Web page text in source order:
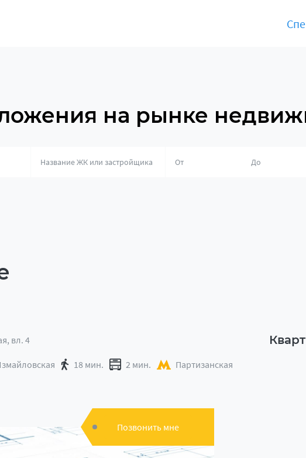
на рынке
вл. 4
18 мин. 2 мин.
Партизанская
Позвонить мне